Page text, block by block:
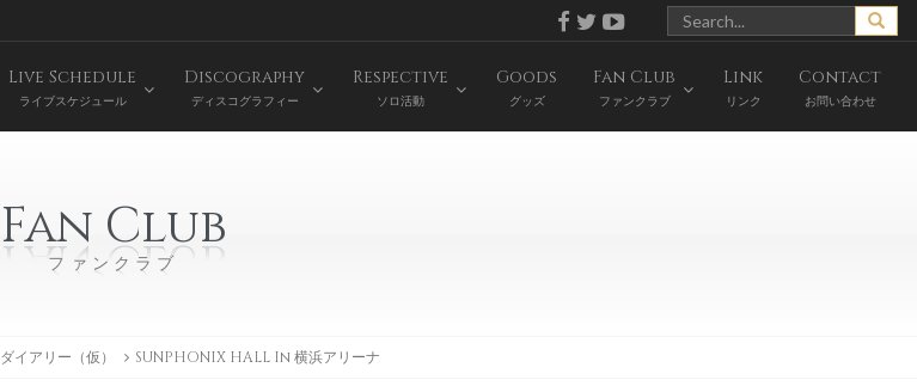
Live Schedule
ライブスケジュール
Discography
ディスコグラフィー
Respective
ソロ活動
Goods
グッズ
Fan Club
ファンクラブ
Link
リンク
Contact
お問い合わせ
Fan Club
ファンクラブ
ダイアリー（仮） SUNPHONIX HALL In 横浜アリーナ